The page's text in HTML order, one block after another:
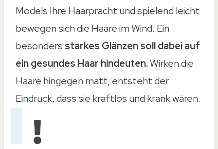
Shampoo ohne Silikone
Shampoo ohne Silikone
Shampoo ohne Silikone
Shampoo ohne Silikone
Wirkstoffe
Models Ihre Haarpracht und spielend leicht
bewegen sich die Haare im Wind. Ein
besonders starkes Glänzen soll dabei auf
ein gesundes Haar hindeuten.Wirken die
Haare hingegen matt, entsteht der
Eindruck, dass sie kraftlos und krank wären.